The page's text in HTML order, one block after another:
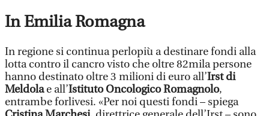
In Emilia Romagna
In regione si continua perlopiù a destinare fondi alla
lotta contro il cancro visto che oltre 82mila persone
hanno destinato oltre 3 milioni di euro all’Irst di
Meldolae all’Istituto Oncologico Romagnolo,
entrambe forlivesi. «Per noi questi fondi – spiega